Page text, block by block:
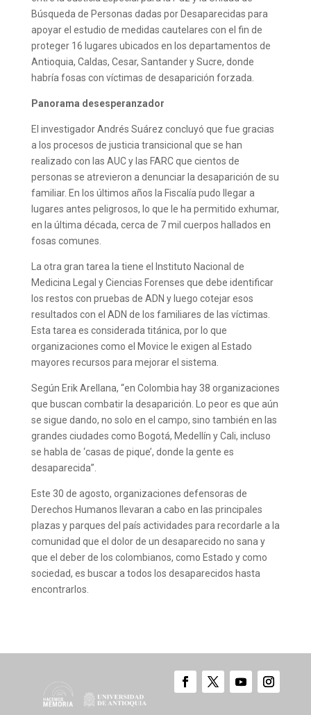
Búsqueda de Personas dadas por Desaparecidas para
apoyar el estudio de medidas cautelares con el fin de
proteger 16 lugares ubicados en los departamentos de
Antioquia, Caldas, Cesar, Santander y Sucre, donde
habría fosas con víctimas de desaparición forzada.
Panorama desesperanzador
El investigador Andrés Suárez concluyó que fue gracias
a los procesos de justicia transicional que se han
realizado con las AUC y las FARC que cientos de
personas se atrevieron a denunciar la desaparición de su
familiar. En los últimos años la Fiscalía pudo llegar a
lugares antes peligrosos, lo que le ha permitido exhumar,
en la última década, cerca de 7 mil cuerpos hallados en
fosas comunes.
La otra gran tarea la tiene el Instituto Nacional de
Medicina Legal y Ciencias Forenses que debe identificar
los restos con pruebas de ADN y luego cotejar esos
resultados con el ADN de los familiares de las víctimas.
Esta tarea es considerada titánica, por lo que
organizaciones como el Movice le exigen al Estado
mayores recursos para mejorar el sistema.
Según Erik Arellana, “en Colombia hay 38 organizaciones
que buscan combatir la desaparición. Lo peor es que aún
se sigue dando, no solo en el campo, sino también en las
grandes ciudades como Bogotá, Medellín y Cali, incluso
se habla de ‘casas de pique’, donde la gente es
desaparecida”.
Este 30 de agosto, organizaciones defensoras de
Derechos Humanos llevaran a cabo en las principales
plazas y parques del país actividades para recordarle a la
comunidad que el dolor de un desaparecido no sana y
que el deber de los colombianos, como Estado y como
sociedad, es buscar a todos los desaparecidos hasta
encontrarlos.